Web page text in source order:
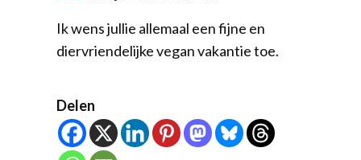
Ik wens jullie allemaal een fijne en
diervriendelijke vegan vakantie toe.
Delen